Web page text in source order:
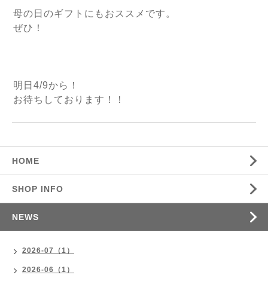
母の日のギフトにもおススメです。
ぜひ！
明日4/9から！
お待ちしております！！
HOME
SHOP INFO
NEWS
2026-07（1）
2026-06（1）